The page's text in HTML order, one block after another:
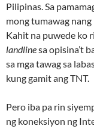
Pilipinas. Sa
mong tumawag nang
Kahit na puwede ko
landlinesa opisina’t
sa mga tawag sa
kung gamit ang TNT.
Pero iba pa rin
ng koneksiyon ng